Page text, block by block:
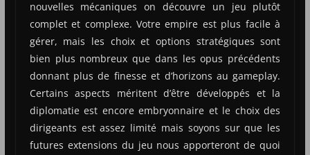
nouvelles mécaniques on découvre un jeu plutôt
complet et complexe. Votre empire est plus facile à
gérer, mais les choix et options stratégiques sont
bien plus nombreux que dans les opus précédents
donnant plus de finesse et d’horizons au gameplay.
Certains aspects méritent d’être développés et la
diplomatie est encore embryonnaire et le choix des
dirigeants est assez limité mais soyons sur que les
futures extensions du jeu nous apporteront de quoi